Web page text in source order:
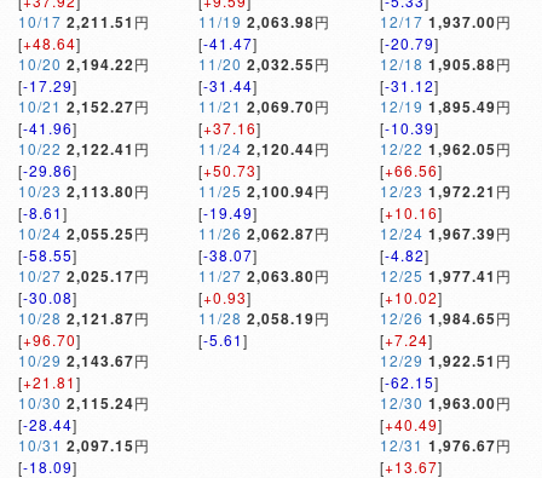
10/17 2,211.51 円
[+48.64]
10/20 2,194.22円
[-17.29]
10/21 2,152.27円
[-41.96]
10/22 2,122.41 円
[-29.86]
10/23 2,113.80円
[-8.61]
10/24 2,055.25円
[-58.55]
10/27 2,025.17円
[-30.08]
10/28 2,121.87円
[+96.70]
10/29 2,143.67円
[+21.81]
10/30 2,115.24円
[-28.44]
10/31 2,097.15円
[-18.09]
11/19 2,063.98円
[-41.47]
11/20 2,032.55円
[-31.44]
11/21 2,069.70円
[+37.16]
11/24 2,120.44円
[+50.73]
11/25 2,100.94円
[-19.49]
11/26 2,062.87円
[-38.07]
11/27 2,063.80円
[+0.93]
11/28 2,058.19円
[-5.61]
12/17 1,937.00円
[-20.79]
12/18 1,905.88円
[-31.12]
12/19 1,895.49円
[-10.39]
12/22 1,962.05円
[+66.56]
12/23 1,972.21 円
[+10.16]
12/24 1,967.39円
[-4.82]
12/25 1,977.41 円
[+10.02]
12/26 1,984.65円
[+7.24]
12/29 1,922.51 円
[-62.15]
12/30 1,963.00円
[+40.49]
12/31 1,976.67円
[+13.67]